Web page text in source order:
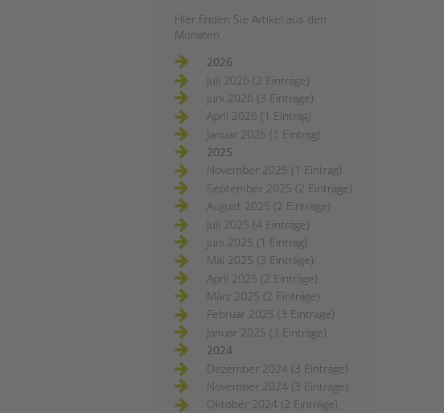
Hier finden Sie Artikel aus den
Monaten
2026
Juli 2026 (2 Einträge)
Juni 2026 (3 Einträge)
April 2026 (1 Eintrag)
Januar 2026 (1 Eintrag)
2025
November 2025 (1 Eintrag)
September 2025 (2 Einträge)
August 2025 (2 Einträge)
Juli 2025 (4 Einträge)
Juni 2025 (1 Eintrag)
Mai 2025 (3 Einträge)
April 2025 (2 Einträge)
März 2025 (2 Einträge)
Februar 2025 (3 Einträge)
Januar 2025 (3 Einträge)
2024
Dezember 2024 (3 Einträge)
November 2024 (3 Einträge)
Oktober 2024 (2 Einträge)